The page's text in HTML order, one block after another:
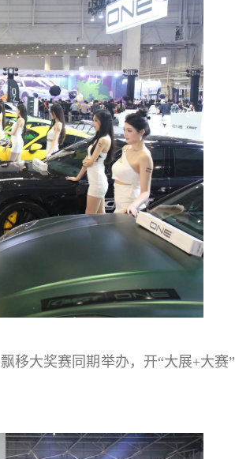
移大奖赛同期举办，开“大展+大赛”